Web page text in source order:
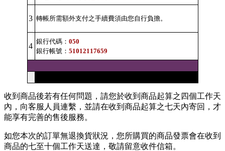
3 轉帳所需額外支付之手續費須由您自行負擔。
4
銀行代碼： 050
銀行帳號： 51012117659
收到商品後若有任何問題，請您於收到商品起算之四個工作天
內，向客服人員連繫，並請在收到商品起算之七天內寄回，才
能享有完善的售後服務。
如您本次的訂單無退換貨狀況，您所購買的商品發票會在收到
商品的七至十個工作天送達，敬請留意收件信箱。